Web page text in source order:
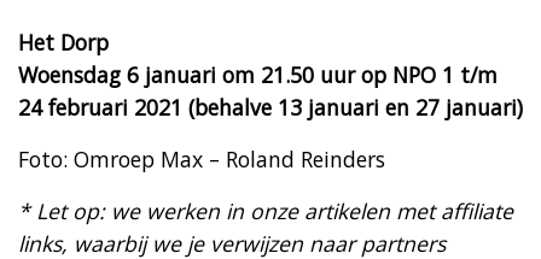
Het Dorp
Woensdag 6 januari om 21.50 uur op NPO 1 t/m
24 februari 2021 (behalve 13 januari en 27 januari)
Foto: Omroep Max – Roland Reinders
* Let op: we werken in onze artikelen met affiliate
links, waarbij we je verwijzen naar partners